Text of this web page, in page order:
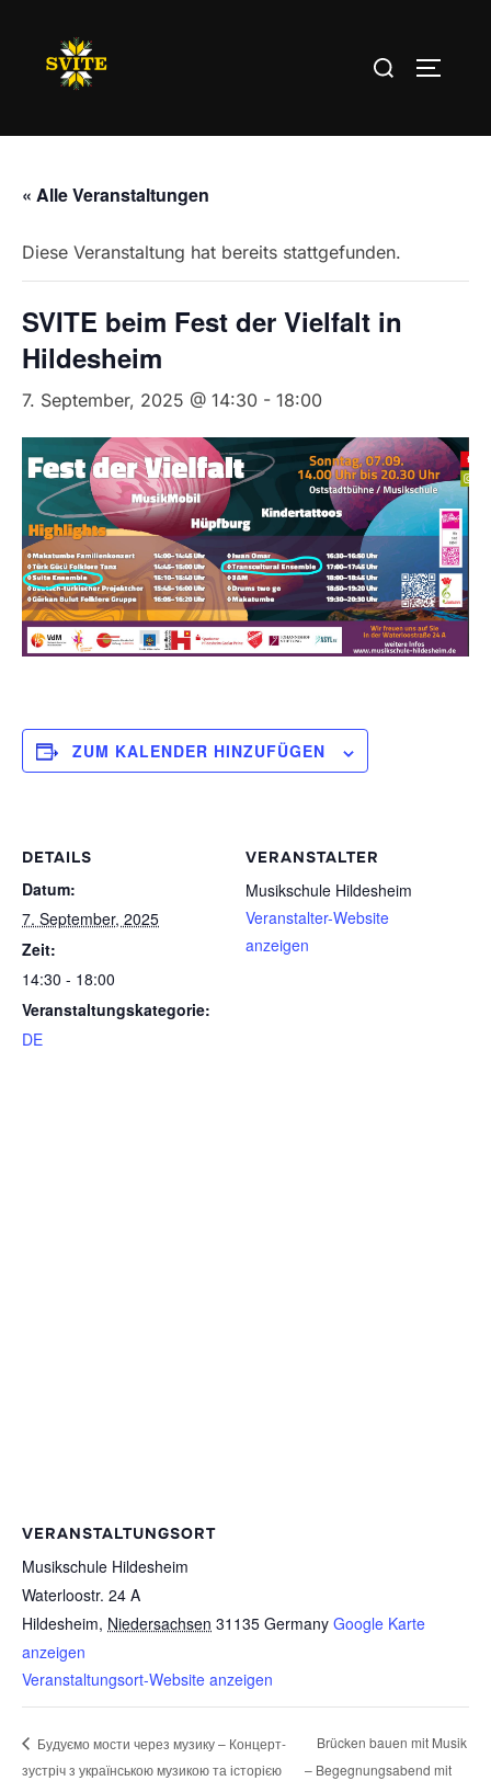
springen
Suchen
« Alle Veranstaltungen
Diese Veranstaltung hat bereits stattgefunden.
SVITE beim Fest der Vielfalt in
Hildesheim
7. September, 2025 @ 14:30 - 18:00
ZUM KALENDER HINZUFÜGEN
DETAILS
Datum:
7. September, 2025
Zeit:
14:30 - 18:00
Veranstaltungskategorie:
DE
VERANSTALTER
Musikschule Hildesheim
Veranstalter-Website
anzeigen
VERANSTALTUNGSORT
Musikschule Hildesheim
Waterloostr. 24 A
Hildesheim, Niedersachsen 31135 Germany Google Karte
anzeigen
Veranstaltungsort-Website anzeigen
Будуємо мости через музику – Концерт-
зустріч з українською музикою та історією
Brücken bauen mit Musik
– Begegnungsabend mit